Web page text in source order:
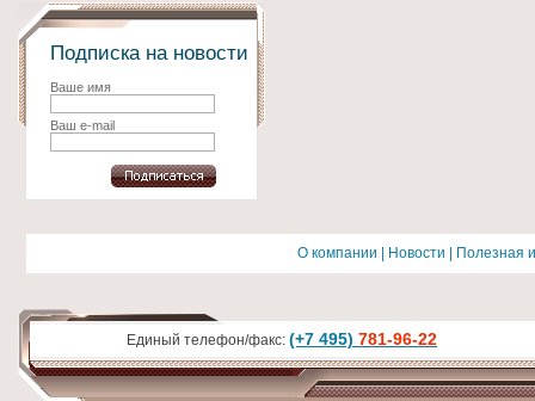
Подписка на новости
Ваше имя
Ваш e-mail
О компании Новости Полезная
Единый телефон/факс: (+7 495) 781-96-22